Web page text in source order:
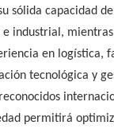
sólida capacidad
industrial, mientras
en logística,
tecnológica y
permitirá